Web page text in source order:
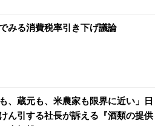
みる消費税率引き下げ議論
も、蔵元も、米農家も限界に近い」日
ん引する社長が訴える『酒類の提供